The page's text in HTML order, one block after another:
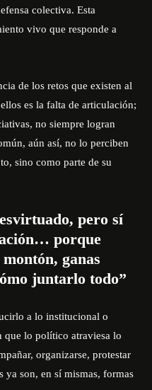
colectiva. Esta
vivo que responde a
de los retos que existen al
es la falta de articulación;
no siempre logran
aún así, no lo perciben
sino como parte de su
pero sí
porque
ganas
juntarlo todo”
a lo institucional o
lo político atraviesa lo
organizarse, protestar
ya son, en sí mismas, formas